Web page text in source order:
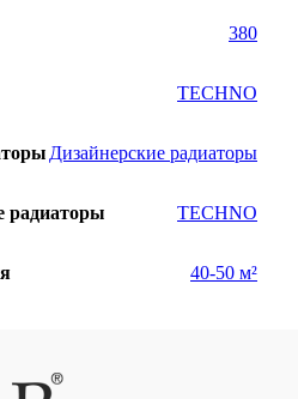
380
TECHNO
Дизайнерские радиаторы
радиаторы TECHNO
40-50 м²